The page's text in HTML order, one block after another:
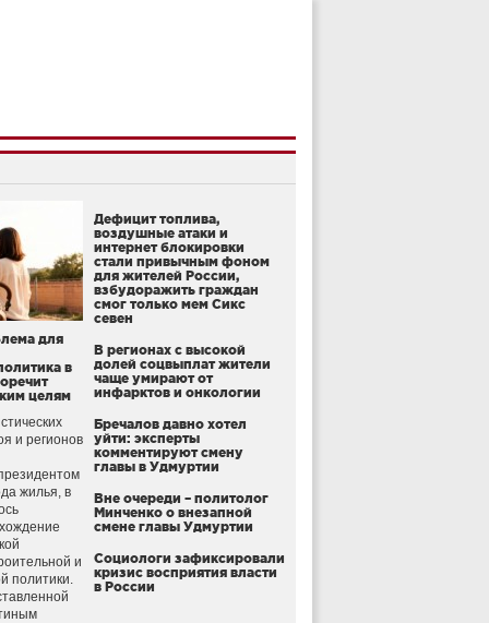
для
в
целям
и регионов
жилья, в
и
политики.
Дефицит топлива,
воздушные атаки и
интернет блокировки
стали привычным фоном
для жителей России,
взбудоражить граждан
смог только мем Сикс
севен
В регионах с высокой
долей соцвыплат жители
чаще умирают от
инфарктов и онкологии
Бречалов давно хотел
уйти: эксперты
комментируют смену
главы в Удмуртии
Вне очереди – политолог
Минченко о внезапной
смене главы Удмуртии
Социологи зафиксировали
кризис восприятия власти
в России